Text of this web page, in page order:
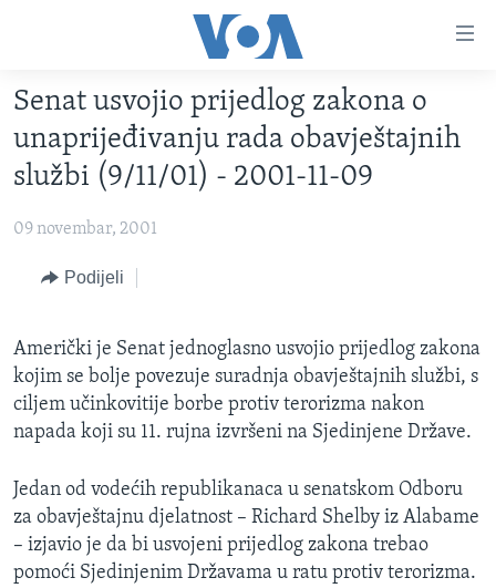
glavni
sadržaj
Pređi
na
glavnu
VIDEO
FOTOGRAFIJE DANA
VIJESTI
SJEDINJENE AMERIČKE DRŽAVE
SVIJET
NAUKA I TEHNOLOGIJA
KORUPCIJA
SLOBODA MEDIJA
ŽENSKA STRANA
IZBJEGLIČKA STRANA
MAGAZIN
O GLASU AMERIKE
Senat usvojio prijedlog zakona o
unaprijeđivanju rada obavještajnih
službi (9/11/01) - 2001-11-09
09 novembar, 2001
Podijeli
Američki je Senat jednoglasno usvojio prijedlog zakona
kojim se bolje povezuje suradnja obavještajnih službi, s
ciljem učinkovitije borbe protiv terorizma nakon
napada koji su 11. rujna izvršeni na Sjedinjene Države.
Jedan od vodećih republikanaca u senatskom Odboru
za obavještajnu djelatnost – Richard Shelby iz Alabame
– izjavio je da bi usvojeni prijedlog zakona trebao
pomoći Sjedinjenim Državama u ratu protiv terorizma.